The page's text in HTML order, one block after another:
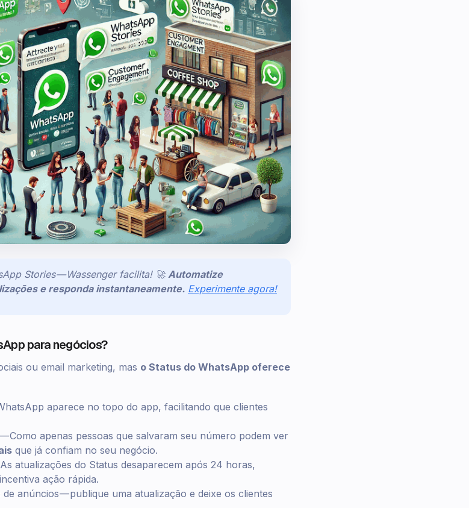
Stories — Wassenger facilita! 🚀 Automatize
e responda instantaneamente. Experimente agora!
para negócios?
ou email marketing, mas o Status do WhatsApp oferece
aparece no topo do app, facilitando que clientes
— Como apenas pessoas que salvaram seu número podem ver
que já confiam no seu negócio.
atualizações do Status desaparecem após 24 horas,
ação rápida.
anúncios — publique uma atualização e deixe os clientes